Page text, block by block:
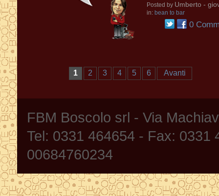
Posted by Umberto -
in: bean to bar
0
1 2 3 4 5 6 Avanti
FBM Boscolo srl - Via
Tel: 0331 464654 - Fax: 0331
00684760234